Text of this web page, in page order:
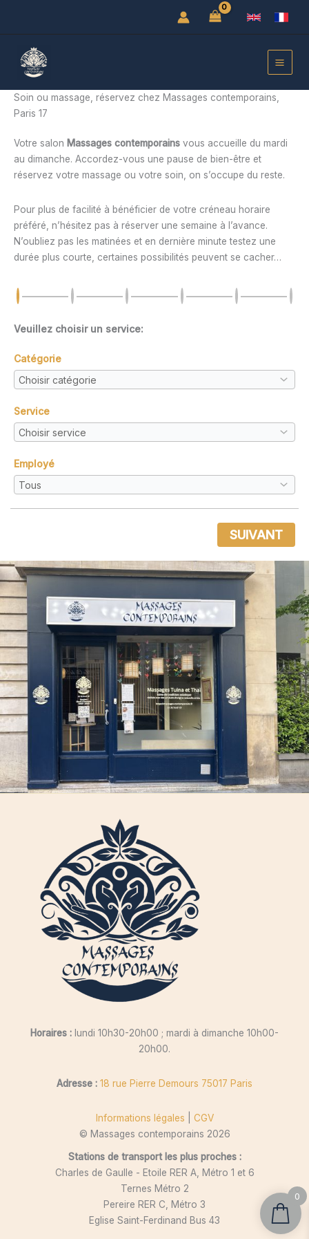
Soin ou massage, réservez chez Massages contemporains,
Paris 17
Votre salon Massages contemporains vous accueille du mardi
au dimanche. Accordez-vous une pause de bien-être et
réservez votre massage ou votre soin, on s’occupe du reste.
Pour plus de facilité à bénéficier de votre créneau horaire
préféré, n’hésitez pas à réserver une semaine à l’avance.
N’oubliez pas les matinées et en dernière minute testez une
durée plus courte, certaines possibilités peuvent se cacher…
Veuillez choisir un service:
Catégorie
Service
Employé
SUIVANT
Horaires : lundi 10h30-20h00 ; mardi à dimanche 10h00-
20h00.
Adresse : 18 rue Pierre Demours 75017 Paris
Informations légales
CGV
© Massages contemporains 2026
Stations de transport les plus proches :
Charles de Gaulle - Etoile RER A, Métro 1 et 6
Ternes Métro 2
Pereire RER C, Métro 3
Eglise Saint-Ferdinand Bus 43
0